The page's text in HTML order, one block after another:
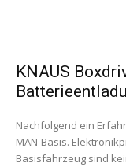
KNAUS
Nachfolgend ein
MAN-Basis.
Basisfahrzeug sind